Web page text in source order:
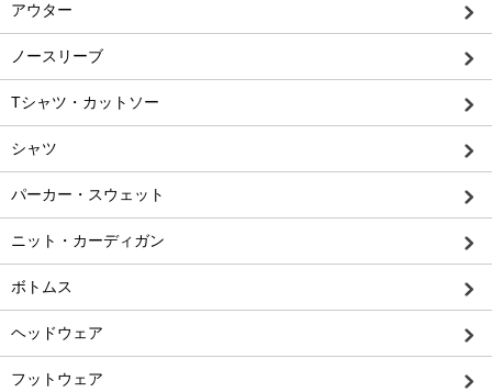
アウター
ノースリーブ
Tシャツ・カットソー
シャツ
パーカー・スウェット
ニット・カーディガン
ボトムス
ヘッドウェア
フットウェア